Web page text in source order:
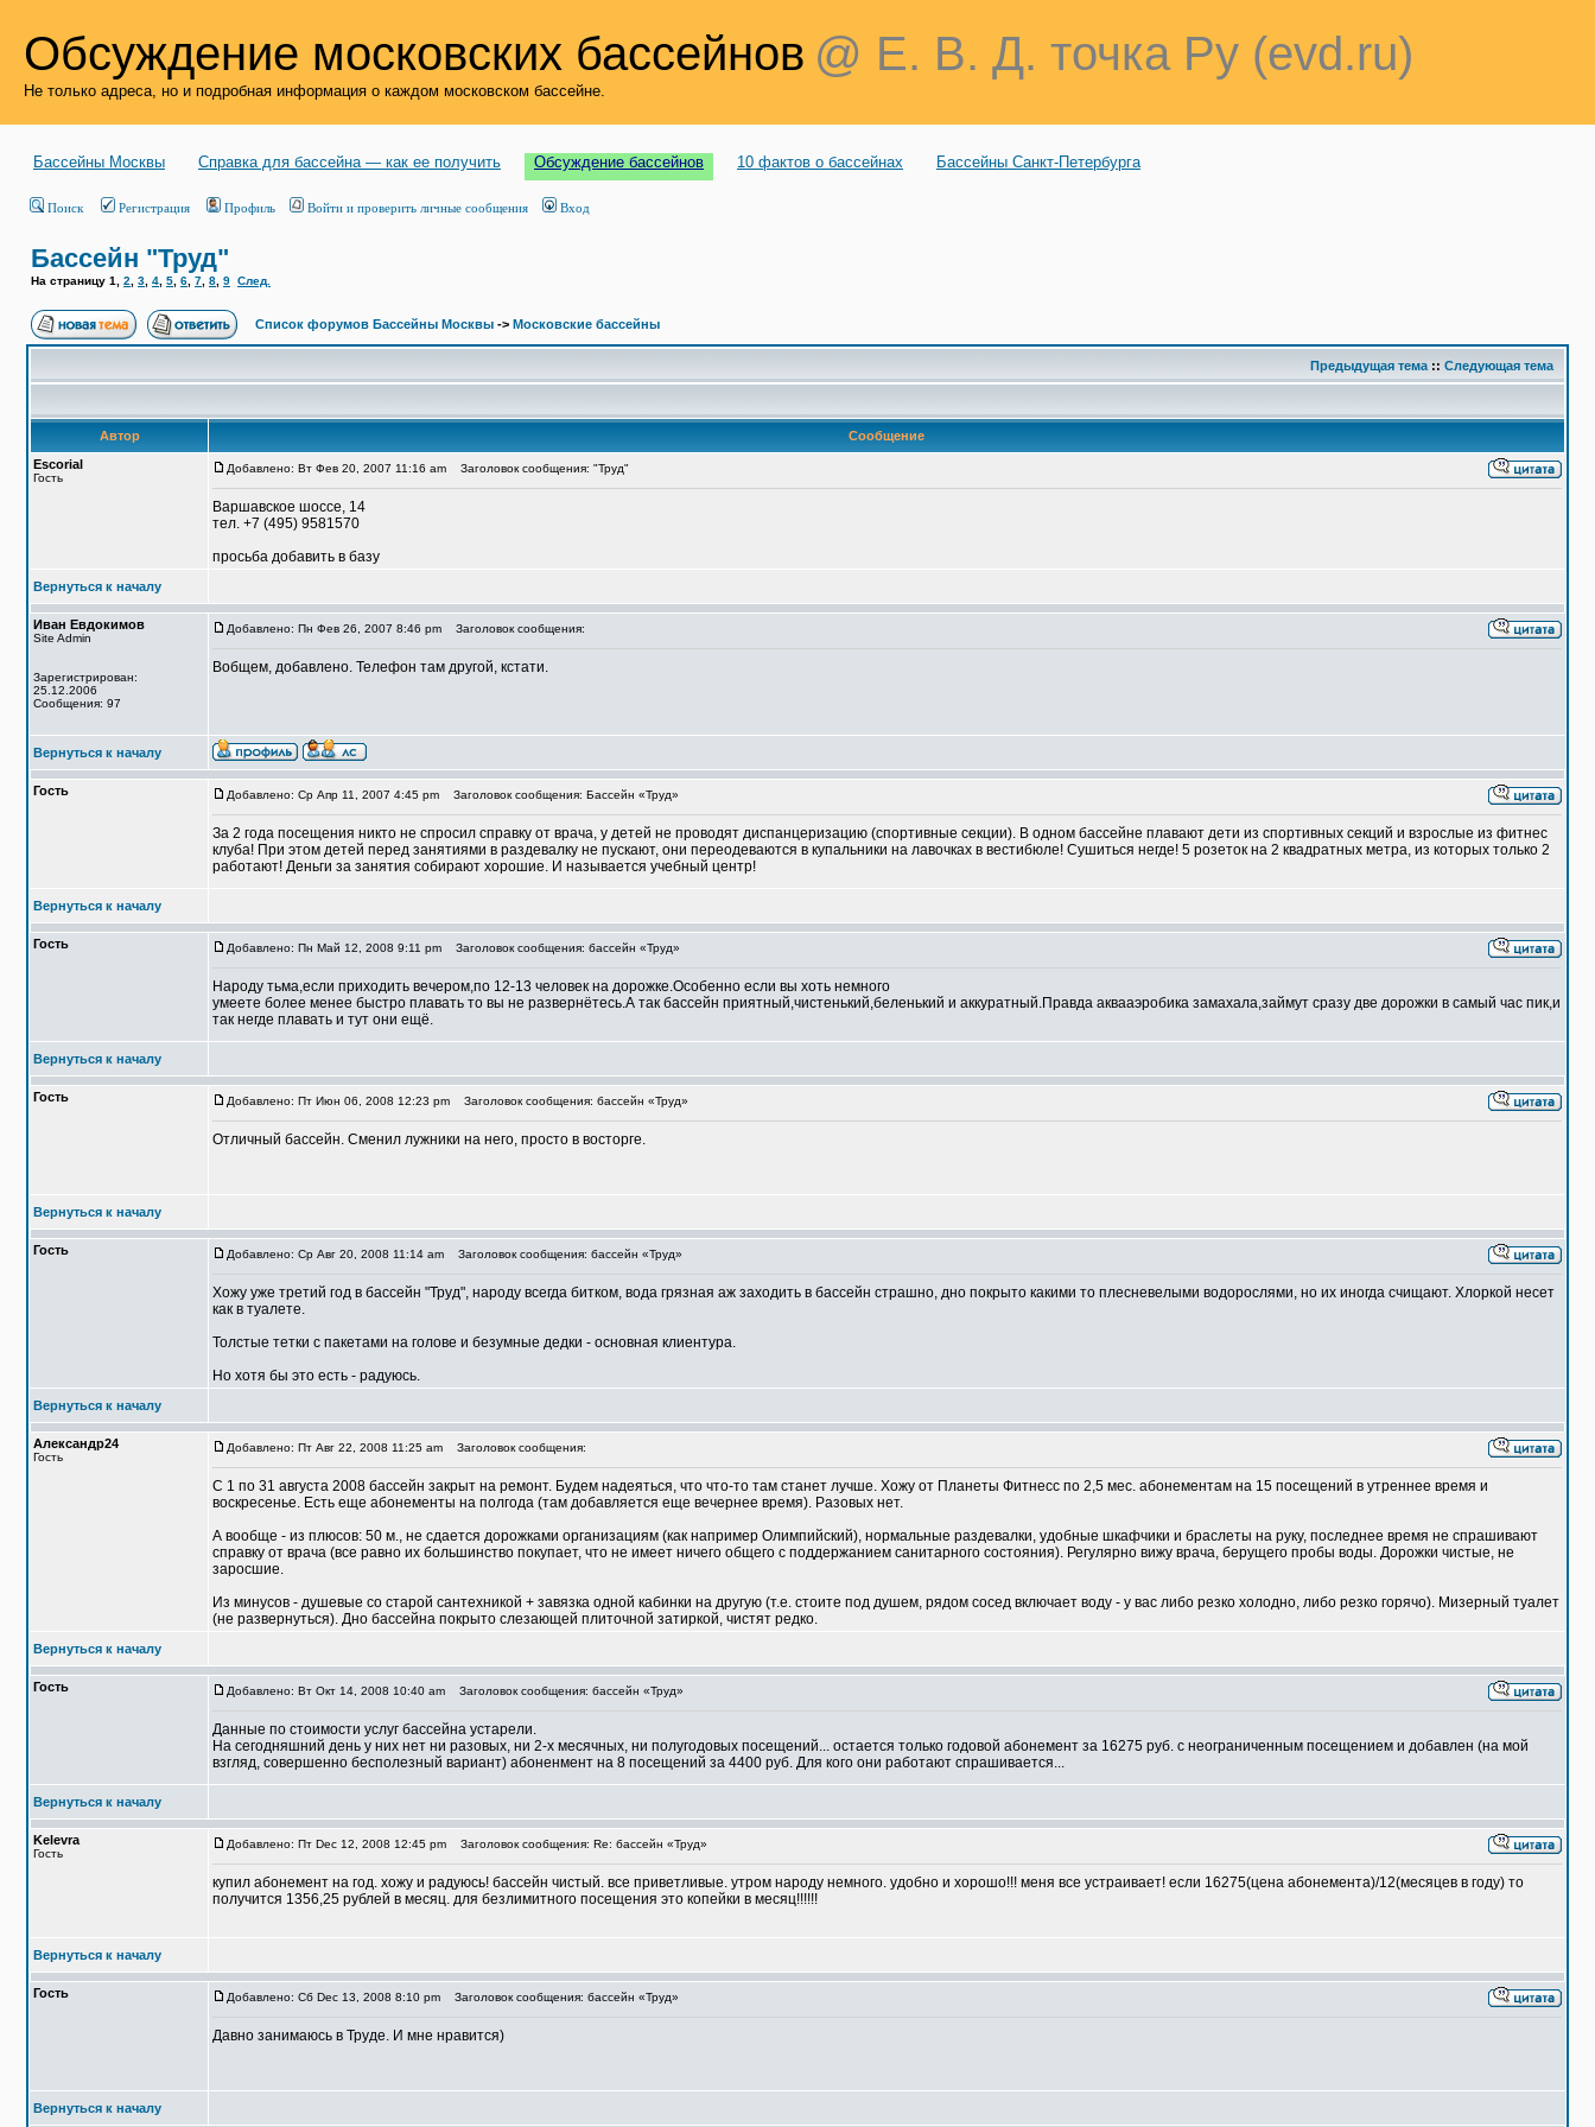
Обсуждение московских бассейнов @ Е. В. Д. точка Ру (evd.ru)
Не только адреса, но и подробная информация о каждом московском бассейне.
Бассейны Москвы Справка для бассейна — как ее получить Обсуждение бассейнов 10 фактов о бассейнах Бассейны Санкт-Петербурга
Поиск Регистрация Профиль Войти и проверить личные сообщения Вход
Бассейн "Труд"
На страницу 1 2 3 4 5 6 7 8 9 След.
Список форумов Бассейны Москвы -> Московские бассейны
Предыдущая тема :: Следующая тема
Автор
Сообщение
Escorial
Гость
Добавлено: Вт Фев 20, 2007 11:16 am Заголовок сообщения: "Труд"
Варшавское шоссе, 14
тел. +7 (495) 9581570
просьба добавить в базу
Вернуться к началу
Иван Евдокимов
Site Admin
Зарегистрирован:
25.12.2006
Сообщения: 97
Добавлено: Пн Фев 26, 2007 8:46 pm Заголовок сообщения:
Вобщем, добавлено. Телефон там другой, кстати.
Вернуться к началу
Гость Добавлено: Ср Апр 11, 2007 4:45 pm Заголовок сообщения: Бассейн «Труд»
За 2 года посещения никто не спросил справку от врача, у детей не проводят диспанцеризацию (спортивные секции). В одном бассейне плавают дети из спортивных секций и взрослые из фитнес
клуба! При этом детей перед занятиями в раздевалку не пускают, они переодеваются в купальники на лавочках в вестибюле! Сушиться негде! 5 розеток на 2 квадратных метра, из которых только 2
работают! Деньги за занятия собирают хорошие. И называется учебный центр!
Вернуться к началу
Гость Добавлено: Пн Май 12, 2008 9:11 pm Заголовок сообщения: бассейн «Труд»
Народу тьма,если приходить вечером,по 12-13 человек на дорожке.Особенно если вы хоть немного
умеете более менее быстро плавать то вы не развернётесь.А так бассейн приятный,чистенький,беленький и аккуратный.Правда аквааэробика замахала,займут сразу две дорожки в самый час пик,и
так негде плавать и тут они ещё.
Вернуться к началу
Гость Добавлено: Пт Июн 06, 2008 12:23 pm Заголовок сообщения: бассейн «Труд»
Отличный бассейн. Сменил лужники на него, просто в восторге.
Вернуться к началу
Гость Добавлено: Ср Авг 20, 2008 11:14 am Заголовок сообщения: бассейн «Труд»
Хожу уже третий год в бассейн "Труд", народу всегда битком, вода грязная аж заходить в бассейн страшно, дно покрыто какими то плесневелыми водорослями, но их иногда счищают. Хлоркой несет
как в туалете.
Толстые тетки с пакетами на голове и безумные дедки - основная клиентура.
Но хотя бы это есть - радуюсь.
Вернуться к началу
Александр24
Гость
Добавлено: Пт Авг 22, 2008 11:25 am Заголовок сообщения:
С 1 по 31 августа 2008 бассейн закрыт на ремонт. Будем надеяться, что что-то там станет лучше. Хожу от Планеты Фитнесс по 2,5 мес. абонементам на 15 посещений в утреннее время и
воскресенье. Есть еще абонементы на полгода (там добавляется еще вечернее время). Разовых нет.
А вообще - из плюсов: 50 м., не сдается дорожками организациям (как например Олимпийский), нормальные раздевалки, удобные шкафчики и браслеты на руку, последнее время не спрашивают
справку от врача (все равно их большинство покупает, что не имеет ничего общего с поддержанием санитарного состояния). Регулярно вижу врача, берущего пробы воды. Дорожки чистые, не
заросшие.
Из минусов - душевые со старой сантехникой + завязка одной кабинки на другую (т.е. стоите под душем, рядом сосед включает воду - у вас либо резко холодно, либо резко горячо). Мизерный туалет
(не развернуться). Дно бассейна покрыто слезающей плиточной затиркой, чистят редко.
Вернуться к началу
Гость Добавлено: Вт Окт 14, 2008 10:40 am Заголовок сообщения: бассейн «Труд»
Данные по стоимости услуг бассейна устарели.
На сегодняшний день у них нет ни разовых, ни 2-х месячных, ни полугодовых посещений... остается только годовой абонемент за 16275 руб. с неограниченным посещением и добавлен (на мой
взгляд, совершенно бесполезный вариант) абоненмент на 8 посещений за 4400 руб. Для кого они работают спрашивается...
Вернуться к началу
Kelevra
Гость
Добавлено: Пт Dec 12, 2008 12:45 pm Заголовок сообщения: Re: бассейн «Труд»
купил абонемент на год. хожу и радуюсь! бассейн чистый. все приветливые. утром народу немного. удобно и хорошо!!! меня все устраивает! если 16275(цена абонемента)/12(месяцев в году) то
получится 1356,25 рублей в месяц. для безлимитного посещения это копейки в месяц!!!!!!
Вернуться к началу
Гость Добавлено: Сб Dec 13, 2008 8:10 pm Заголовок сообщения: бассейн «Труд»
Давно занимаюсь в Труде. И мне нравится)
Вернуться к началу